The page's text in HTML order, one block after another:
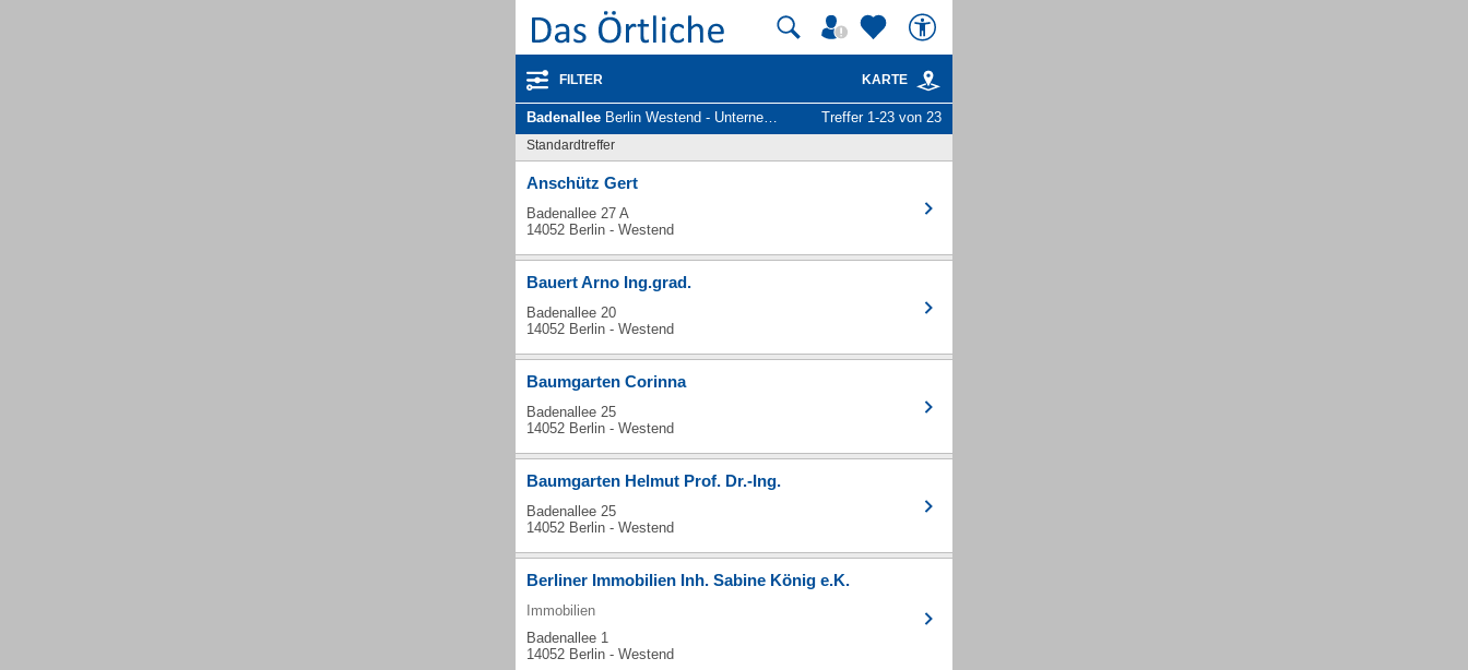
FILTER KARTE
Badenallee Berlin Westend - Unternehmen und Personen Treffer 1-23 von 23
Standardtreffer
Anschütz Gert
Badenallee 27 A
14052 Berlin - Westend
Bauert Arno Ing.grad.
Badenallee 20
14052 Berlin - Westend
Baumgarten Corinna
Badenallee 25
14052 Berlin - Westend
Baumgarten Helmut Prof. Dr.-Ing.
Badenallee 25
14052 Berlin - Westend
Berliner Immobilien Inh. Sabine König e.K.
Immobilien
Badenallee 1
14052 Berlin - Westend